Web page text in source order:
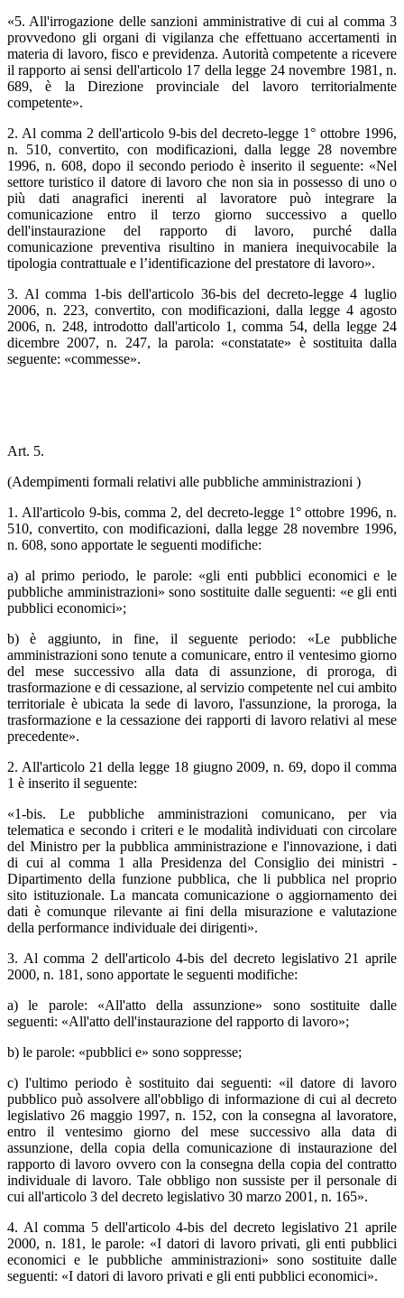
«5. All'irrogazione delle sanzioni amministrative di cui al comma 3
provvedono gli organi di vigilanza che effettuano accertamenti in
materia di lavoro, fisco e previdenza. Autorità competente a ricevere
il rapporto ai sensi dell'articolo 17 della legge 24 novembre 1981, n.
689, è la Direzione provinciale del lavoro territorialmente
competente».
2. Al comma 2 dell'articolo 9-bis del decreto-legge 1° ottobre 1996,
n. 510, convertito, con modificazioni, dalla legge 28 novembre
1996, n. 608, dopo il secondo periodo è inserito il seguente: «Nel
settore turistico il datore di lavoro che non sia in possesso di uno o
più dati anagrafici inerenti al lavoratore può integrare la
comunicazione entro il terzo giorno successivo a quello
dell'instaurazione del rapporto di lavoro, purché dalla
comunicazione preventiva risultino in maniera inequivocabile la
tipologia contrattuale e l’identificazione del prestatore di lavoro».
3. Al comma 1-bis dell'articolo 36-bis del decreto-legge 4 luglio
2006, n. 223, convertito, con modificazioni, dalla legge 4 agosto
2006, n. 248, introdotto dall'articolo 1, comma 54, della legge 24
dicembre 2007, n. 247, la parola: «constatate» è sostituita dalla
seguente: «commesse».
Art. 5.
(Adempimenti formali relativi alle pubbliche amministrazioni )
1. All'articolo 9-bis, comma 2, del decreto-legge 1° ottobre 1996, n.
510, convertito, con modificazioni, dalla legge 28 novembre 1996,
n. 608, sono apportate le seguenti modifiche:
a) al primo periodo, le parole: «gli enti pubblici economici e le
pubbliche amministrazioni» sono sostituite dalle seguenti: «e gli enti
pubblici economici»;
b) è aggiunto, in fine, il seguente periodo: «Le pubbliche
amministrazioni sono tenute a comunicare, entro il ventesimo giorno
del mese successivo alla data di assunzione, di proroga, di
trasformazione e di cessazione, al servizio competente nel cui ambito
territoriale è ubicata la sede di lavoro, l'assunzione, la proroga, la
trasformazione e la cessazione dei rapporti di lavoro relativi al mese
precedente».
2. All'articolo 21 della legge 18 giugno 2009, n. 69, dopo il comma
1 è inserito il seguente:
«1-bis. Le pubbliche amministrazioni comunicano, per via
telematica e secondo i criteri e le modalità individuati con circolare
del Ministro per la pubblica amministrazione e l'innovazione, i dati
di cui al comma 1 alla Presidenza del Consiglio dei ministri -
Dipartimento della funzione pubblica, che li pubblica nel proprio
sito istituzionale. La mancata comunicazione o aggiornamento dei
dati è comunque rilevante ai fini della misurazione e valutazione
della performance individuale dei dirigenti».
3. Al comma 2 dell'articolo 4-bis del decreto legislativo 21 aprile
2000, n. 181, sono apportate le seguenti modifiche:
a) le parole: «All'atto della assunzione» sono sostituite dalle
seguenti: «All'atto dell'instaurazione del rapporto di lavoro»;
b) le parole: «pubblici e» sono soppresse;
c) l'ultimo periodo è sostituito dai seguenti: «il datore di lavoro
pubblico può assolvere all'obbligo di informazione di cui al decreto
legislativo 26 maggio 1997, n. 152, con la consegna al lavoratore,
entro il ventesimo giorno del mese successivo alla data di
assunzione, della copia della comunicazione di instaurazione del
rapporto di lavoro ovvero con la consegna della copia del contratto
individuale di lavoro. Tale obbligo non sussiste per il personale di
cui all'articolo 3 del decreto legislativo 30 marzo 2001, n. 165».
4. Al comma 5 dell'articolo 4-bis del decreto legislativo 21 aprile
2000, n. 181, le parole: «I datori di lavoro privati, gli enti pubblici
economici e le pubbliche amministrazioni» sono sostituite dalle
seguenti: «I datori di lavoro privati e gli enti pubblici economici».